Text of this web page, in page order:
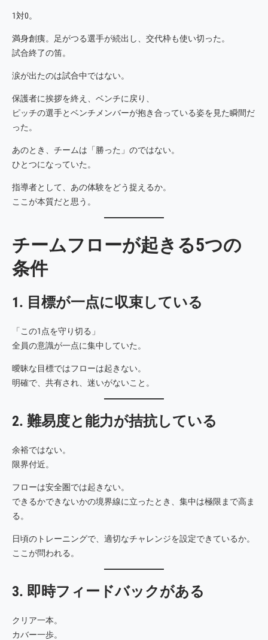
1対0。
満身創痍。足がつる選手が続出し、交代枠も使い切った。
試合終了の笛。
涙が出たのは試合中ではない。
保護者に挨拶を終え、ベンチに戻り、
ピッチの選手とベンチメンバーが抱き合っている姿を見た瞬間だ
った。
あのとき、チームは「勝った」のではない。
ひとつになっていた。
指導者として、あの体験をどう捉えるか。
ここが本質だと思う。
チームフローが起きる5つの
条件
1. 目標が一点に収束している
「この1点を守り切る」
全員の意識が一点に集中していた。
曖昧な目標ではフローは起きない。
明確で、共有され、迷いがないこと。
2. 難易度と能力が拮抗している
余裕ではない。
限界付近。
フローは安全圏では起きない。
できるかできないかの境界線に立ったとき、集中は極限まで高ま
る。
日頃のトレーニングで、適切なチャレンジを設定できているか。
ここが問われる。
3. 即時フィードバックがある
クリア一本。
カバー一歩。